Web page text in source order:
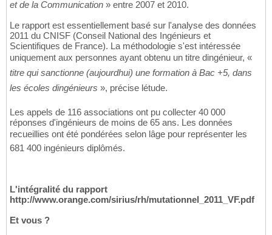
et de la Communication » entre 2007 et 2010.
Le rapport est essentiellement basé sur l'analyse des données
2011 du CNISF (Conseil National des Ingénieurs et
Scientifiques de France). La méthodologie s'est intéressée
uniquement aux personnes ayant obtenu un titre dingénieur, «
titre qui sanctionne (aujourdhui) une formation à Bac +5, dans
les écoles dingénieurs », précise létude.
Les appels de 116 associations ont pu collecter 40 000
réponses d'ingénieurs de moins de 65 ans. Les données
recueillies ont été pondérées selon lâge pour représenter les
681 400 ingénieurs diplômés.
L'intégralité du rapport
http://www.orange.com/sirius/rh/mutationnel_2011_VF.pdf
Et vous ?